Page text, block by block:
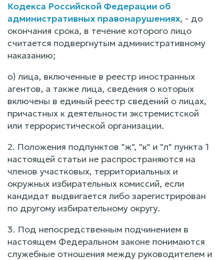
Кодекса Российской Федерации об
административных правонарушениях, - до
окончания срока, в течение которого лицо
считается подвергнутым административному
наказанию;
о) лица, включенные в реестр иностранных
агентов, а также лица, сведения о которых
включены в единый реестр сведений о лицах,
причастных к деятельности экстремистской
или террористической организации.
2. Положения подпунктов "ж", "к" и "л" пункта 1
настоящей статьи не распространяются на
членов участковых, территориальных и
окружных избирательных комиссий, если
кандидат выдвигается либо зарегистрирован
по другому избирательному округу.
3. Под непосредственным подчинением в
настоящем Федеральном законе понимаются
служебные отношения между руководителем и